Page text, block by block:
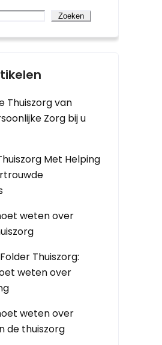
Zoeken
Thuiszorg van
Zorg bij u
Met Helping
weten over
Thuiszorg:
weten over
weten over
de thuiszorg